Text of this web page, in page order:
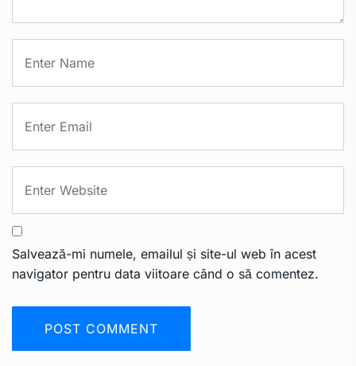
Salvează-mi numele, emailul și site-ul web în acest
navigator pentru data viitoare când o să comentez.